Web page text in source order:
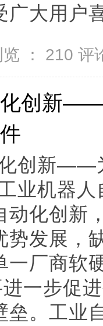
广大用户
： 210 评
创新——
创新——
业机器
动化创新
势发展，
一厂商软
进一步促
垒。工业